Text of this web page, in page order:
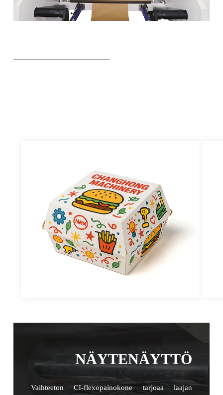
NÄYTENÄYTTÖ
Vaihteeton CI-flexopainokone tarjoaa laajan